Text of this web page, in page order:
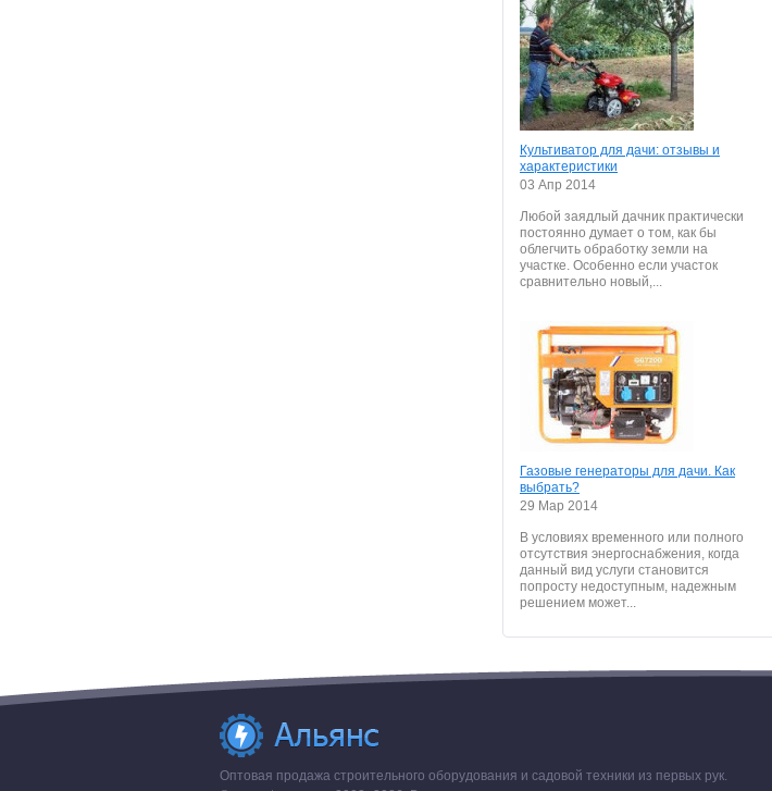
Культиватор для дачи: отзывы и
характеристики
03 Апр 2014
Любой заядлый дачник практически
постоянно думает о том, как бы
облегчить обработку земли на
участке. Особенно если участок
сравнительно новый,...
Газовые генераторы для дачи. Как
выбрать?
29 Мар 2014
В условиях временного или полного
отсутствия энергоснабжения, когда
данный вид услуги становится
попросту недоступным, надежным
решением может...
Оптовая продажа строительного оборудования и садовой техники из первых рук.